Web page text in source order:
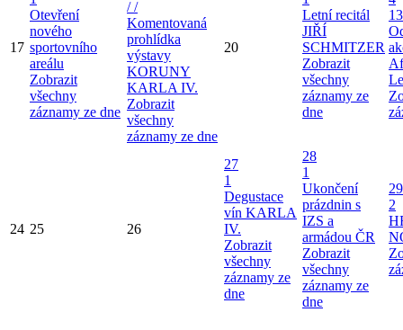
17
Otevření
nového
sportovního
areálu
Zobrazit
všechny
záznamy ze dne
/ /
Komentovaná
prohlídka
výstavy
KORUNY
KARLA IV.
Zobrazit
všechny
záznamy ze dne
20
Letní recitál
JIŘÍ
SCHMITZER
Zobrazit
všechny
záznamy ze
dne
24 25 26
27
1
Degustace
vín KARLA
IV.
Zobrazit
všechny
záznamy ze
dne
28
1
Ukončení
prázdnin s
IZS a
armádou ČR
Zobrazit
všechny
záznamy ze
dne
29
2